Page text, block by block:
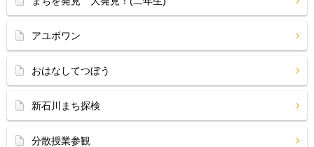
アユボワン
おはなしてつぼう
新石川まち探検
分散授業参観